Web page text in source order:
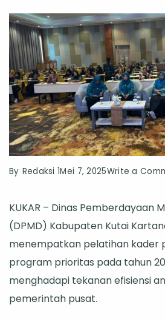
By Redaksi 1Mei 7, 2025Write a
KUKAR – Dinas Pemberdayaan
(DPMD) Kabupaten Kutai
menempatkan pelatihan kader
program prioritas pada tahun
menghadapi tekanan efisiensi
pemerintah pusat.